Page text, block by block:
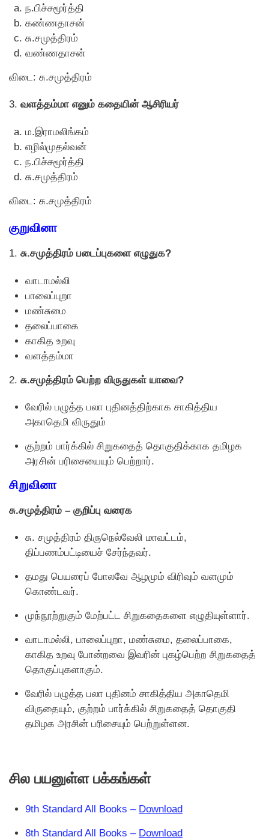
ந.பிச்சமூர்த்தி
கண்ணதாசன்
சு.சமுத்திரம்
வண்ணதாசன்
விடை: சு.சமுத்திரம்
3. வளத்தம்மா எனும் கதையின் ஆசிரியர்
ம.இராமலிங்கம்
எழில்முதல்வன்
ந.பிச்சமூர்த்தி
சு.சமுத்திரம்
விடை: சு.சமுத்திரம்
குறுவினா
1. சு.சமுத்திரம் படைப்புகளை எழுதுக?
வாடாமல்லி
பாலைப்புறா
மண்சுமை
தலைப்பாகை
காகித உறவு
வளத்தம்மா
2. சு.சமுத்திரம் பெற்ற விருதுகள் யாவை?
வேரில் பழுத்த பலா புதினத்திற்காக சாகித்திய
அகாதெமி விருதும்
குற்றம் பார்க்கில் சிறுகதைத் தொகுதிக்காக தமிழக
அரசின் பரிசையையும் பெற்றார்.
சிறுவினா
சு.சமுத்திரம் – குறிப்பு வரைக
சு. சமுத்திரம் திருநெல்வேலி மாவட்டம்,
திப்பணம்பட்டியைச் சேர்ந்தவர்.
தமது பெயரைப் போலவே ஆழமும் விரிவும் வளமும்
கொண்டவர்.
முந்நூற்றுகும் மேற்பட்ட சிறுகதைகளை எழுதியுள்ளார்.
வாடாமல்லி, பாலைப்புறா, மண்சுமை, தலைப்பாகை,
காகித உறவு போன்றவை இவரின் புகழ்பெற்ற சிறுகதைத்
தொகுப்புகளாகும்.
வேரில் பழுத்த பலா புதினம் சாகித்திய அகாதெமி
விருதையும், குற்றம் பார்க்கில் சிறுகதைத் தொகுதி
தமிழக அரசின் பரிசையும் பெற்றுள்ளன.
சில பயனுள்ள பக்கங்கள்
9th Standard All Books – Download
8th Standard All Books – Download